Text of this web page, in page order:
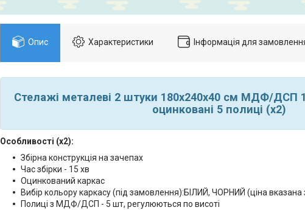
Опис Характеристики Інформація для
Стелажі металеві 2 штуки 180х240х40 см МДФ/ДСП
оцинковані 5 полиці (х2)
Особливості (х2):
Збірна конструкція на зачепах
Час збірки - 15 хв
Оцинкований каркас
Вибір кольору каркасу (під замовлення):БІЛИЙ, ЧОРНИЙ (ціна
Полиці з МДФ/ДСП - 5 шт, регулюються по висоті